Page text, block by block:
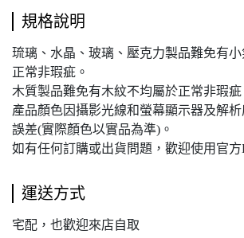
規格說明
琉璃、水晶、玻璃、壓克力製品難免有
正常非瑕疵。
木質製品難免有木紋不均屬於正常非瑕疵
產品顏色因攝影光線和螢幕顯示器及解
誤差(實際顏色以實品為準)。
如有任何訂購或出貨問題，歡迎使用官方
運送方式
宅配，也歡迎來店自取